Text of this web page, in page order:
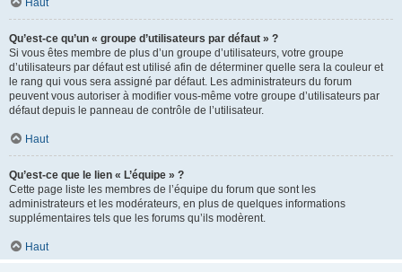
Haut
Qu’est-ce qu’un « groupe d’utilisateurs par défaut » ?
Si vous êtes membre de plus d’un groupe d’utilisateurs, votre groupe
d’utilisateurs par défaut est utilisé afin de déterminer quelle sera la couleur et
le rang qui vous sera assigné par défaut. Les administrateurs du forum
peuvent vous autoriser à modifier vous-même votre groupe d’utilisateurs par
défaut depuis le panneau de contrôle de l’utilisateur.
Haut
Qu’est-ce que le lien « L’équipe » ?
Cette page liste les membres de l’équipe du forum que sont les
administrateurs et les modérateurs, en plus de quelques informations
supplémentaires tels que les forums qu’ils modèrent.
Haut